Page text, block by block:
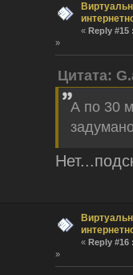
« Reply #15
»
Цитата:
А по 30
« Reply #16
»